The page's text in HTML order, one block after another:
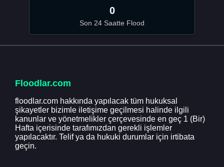
0
Son 24 Saatte Flood
Floodlar.com
floodlar.com hakkında yapılacak tüm hukuksal
şikayetler bizimle iletişime geçilmesi halinde ilgili
kanunlar ve yönetmelikler çerçevesinde en geç 1 (Bir)
Hafta içerisinde tarafımızdan gerekli işlemler
yapılacaktır. Telif ya da hukuki durumlar için irtibata
geçin.